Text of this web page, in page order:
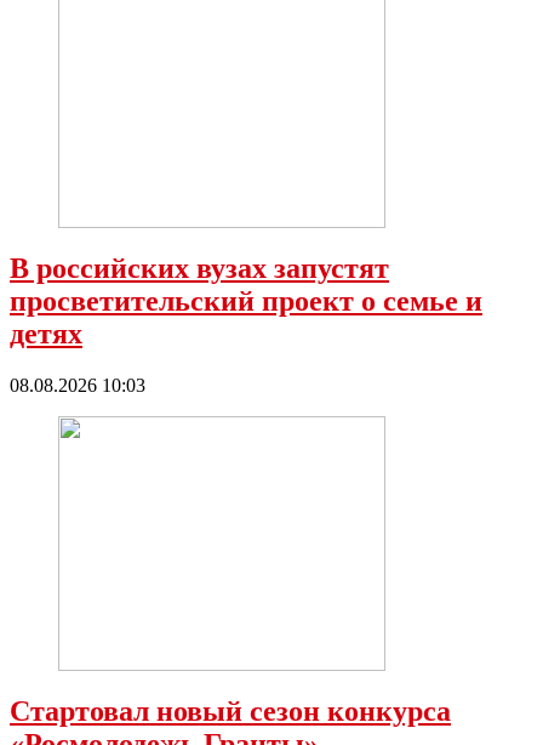
В российских вузах запустят
просветительский проект о семье и
детях
08.08.2026 10:03
Стартовал новый сезон конкурса